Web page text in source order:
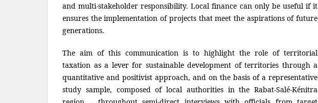
and multi-stakeholder responsibility. Local finance can only be useful if it
ensures the implementation of projects that meet the aspirations of future
generations.
The aim of this communication is to highlight the role of territorial
taxation as a lever for sustainable development of territories through a
quantitative and positivist approach, and on the basis of a representative
study sample, composed of local authorities in the Rabat-Salé-Kénitra